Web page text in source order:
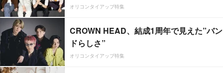
オリコンタイアップ特集
CROWN HEAD、結成1周年で見えた”バン
ドらしさ”
オリコンタイアップ特集